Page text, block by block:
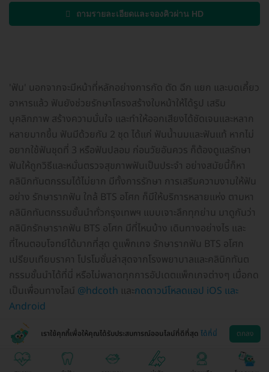
ถามรายละเอียดและจองคิวผ่าน HD
'ฟัน' นอกจากจะมีหน้าที่หลักอย่างการกัด ตัด ฉีก แยก และบดเคี้ยว
อาหารแล้ว ฟันยังช่วยรักษาโครงสร้างใบหน้าให้ได้รูป เสริม
บุคลิกภาพ สร้างความมั่นใจ และทำให้ออกเสียงได้ชัดเจนและหลาก
หลายมากขึ้น ฟันมีด้วยกัน 2 ชุด ได้แก่ ฟันน้ำนมและฟันแท้ หากไม่
อยากใช้ฟันชุดที่ 3 หรือฟันปลอม ก่อนวัยอันควร ก็ต้องดูแลรักษา
ฟันให้ถูกวิธีและหมั่นตรวจสุขภาพฟันเป็นประจำ อย่างสมัยนี้ก็หา
คลินิกทันตกรรมได้ไม่ยาก มีทั้งการรักษา การเสริมความงามให้ฟัน
อย่าง รักษารากฟัน ใกล้ BTS อโศก ก็มีให้บริการหลายแห่ง ตามหา
คลินิกทันตกรรมชั้นนำทั่วกรุงเทพฯ แบบเจาะลึกทุกย่าน มาดูกันว่า
คลินิกรักษารากฟัน BTS อโศก มีที่ไหนบ้าง เดินทางอย่างไร และ
ที่ไหนตอบโจทย์ได้มากที่สุด ดูแพ็กเกจ รักษารากฟัน BTS อโศก
เปรียบเทียบราคา โปรโมชั่นล่าสุดจากโรงพยาบาลและคลินิกทันต
กรรมชั้นนำได้ที่นี่ หรือไม่พลาดทุกการอัปเดตแพ็กเกจต่างๆ เมื่อกด
เป็นเพื่อนทางไลน์ @hdcoth และกดดาวน์โหลดแอป iOS และ
Android
เราใช้คุกกี้เพื่อให้คุณได้รับประสบการณ์ออนไลน์ที่ดีที่สุด ได้ที่นี่ ตกลง